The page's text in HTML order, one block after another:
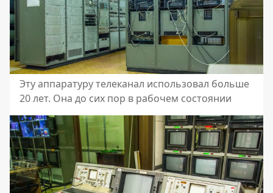
Эту аппаратуру телеканал использовал больше
20 лет. Она до сих пор в рабочем состоянии